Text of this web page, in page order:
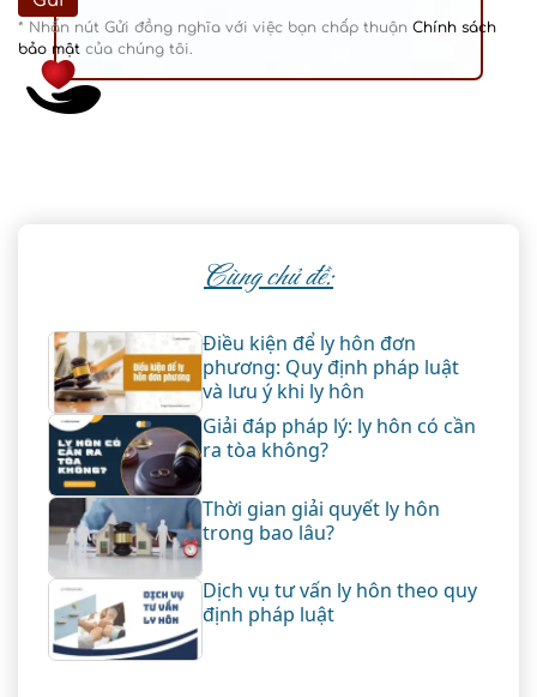
* Nhấn nút Gửi đồng nghĩa với việc bạn chấp thuận Chính sách
bảo mật của chúng tôi.
Cùng chủ đề:
Điều kiện để ly hôn đơn
phương: Quy định pháp luật
và lưu ý khi ly hôn
Giải đáp pháp lý: ly hôn có cần
ra tòa không?
Thời gian giải quyết ly hôn
trong bao lâu?
Dịch vụ tư vấn ly hôn theo quy
định pháp luật